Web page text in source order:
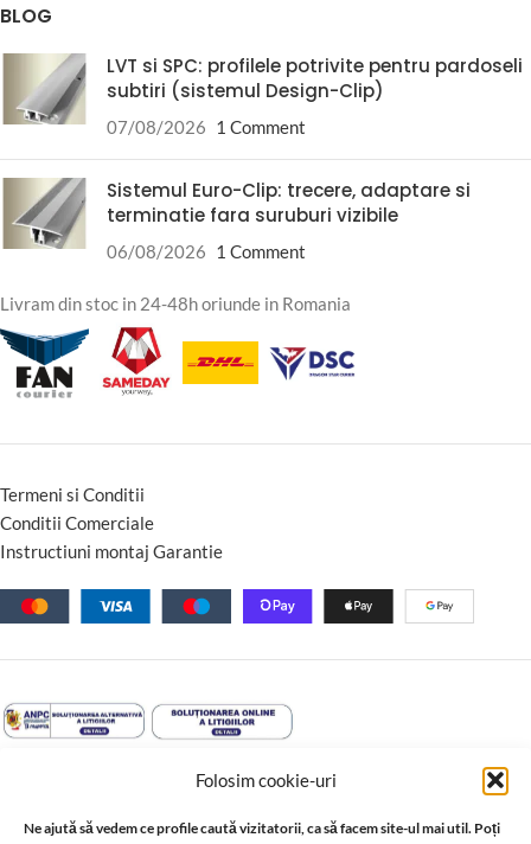
Folosim cookie-uri
Ne ajută să vedem ce profile caută vizitatorii, ca să facem site-ul mai util. Poți
BLOG
LVT si SPC: profilele potrivite pentru pardoseli
subtiri (sistemul Design-Clip)
07/08/2026 1 Comment
Sistemul Euro-Clip: trecere, adaptare si
terminatie fara suruburi vizibile
06/08/2026 1 Comment
Livram din stoc in 24-48h oriunde in Romania
Termeni si Conditii
Conditii Comerciale
Instructiuni montaj Garantie